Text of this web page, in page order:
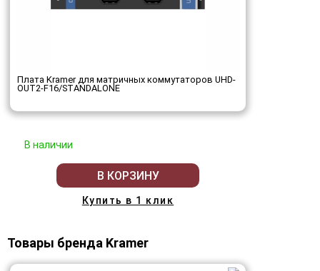
Плата Kramer для матричных коммутаторов UHD-
OUT2-F16/STANDALONE
В наличии
В КОРЗИНУ
Купить в 1 клик
Товары бренда Kramer